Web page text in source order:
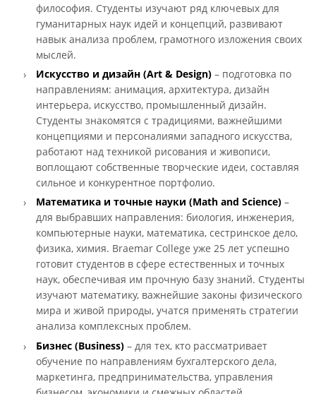
философия. Студенты изучают ряд ключевых для
гуманитарных наук идей и концепций, развивают
навык анализа проблем, грамотного изложения своих
мыслей.
Искусство и дизайн (Art & Design) – подготовка по
направлениям: анимация, архитектура, дизайн
интерьера, искусство, промышленный дизайн.
Студенты знакомятся с традициями, важнейшими
концепциями и персоналиями западного искусства,
работают над техникой рисования и живописи,
воплощают собственные творческие идеи, составляя
сильное и конкурентное портфолио.
Математика и точные науки (Math and Science)–
для выбравших направления: биология, инженерия,
компьютерные науки, математика, сестринское дело,
физика, химия. Braemar College уже 25 лет успешно
готовит студентов в сфере естественных и точных
наук, обеспечивая им прочную базу знаний. Студенты
изучают математику, важнейшие законы физического
мира и живой природы, учатся применять стратегии
анализа комплексных проблем.
Бизнес (Business) – для тех, кто рассматривает
обучение по направлениям бухгалтерского дела,
маркетинга, предпринимательства, управления